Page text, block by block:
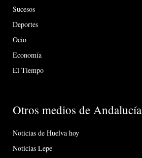
Sucesos
Deportes
Ocio
Economía
El Tiempo
Otros medios de Andalucía
Noticias de Huelva hoy
Noticias Lepe